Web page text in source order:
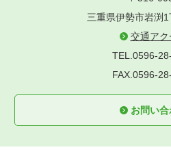
三重県伊勢市岩渕
交通アク
TEL.0596-
FAX.0596-
お問い合